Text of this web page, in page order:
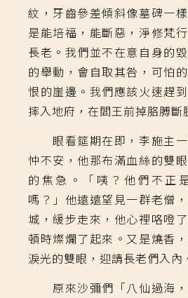
紋，牙齒參差傾斜像墓碑一
是能培福，能斷惡，淨修梵
長老。我們並不在意自身的
的舉動，會自取其咎，可怕
恨的崖邊。我們應該火速趕
摔入地府，在閻王前掉胳膊斷
眼看筵期在即，李施主一
忡不安，他那布滿血絲的雙
的焦急。「咦？他們不正
嗎？」他遠遠望見一群老僧
城，緩步走來，他心裡咯噔
頓時燦爛了起來。又是燒香
淚光的雙眼，迎請長老們入內
原來沙彌們「八仙過海，